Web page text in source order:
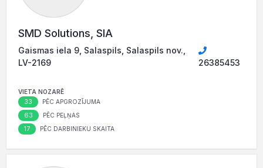
SMD Solutions, SIA
Gaismas iela 9, Salaspils, Salaspils nov.,
LV-2169
26385453
VIETA NOZARĒ
33 PĒC APGROZĪJUMA
63 PĒC PEĻŅAS
17 PĒC DARBINIEKU SKAITA